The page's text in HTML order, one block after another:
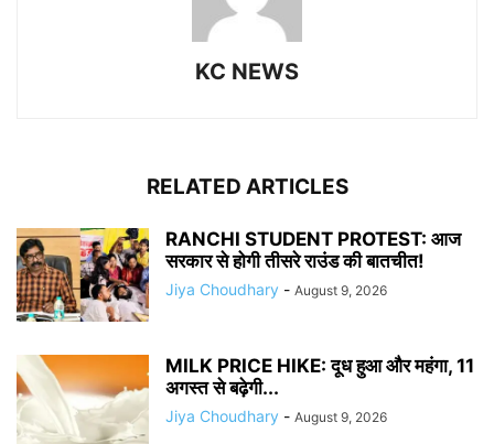
KC NEWS
RELATED ARTICLES
RANCHI STUDENT PROTEST: आज
सरकार से होगी तीसरे राउंड की बातचीत!
Jiya Choudhary - August 9, 2026
MILK PRICE HIKE: दूध हुआ और महंगा, 11
अगस्त से बढ़ेगी...
Jiya Choudhary - August 9, 2026